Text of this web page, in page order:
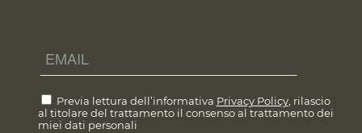
Previa lettura dell’informativa Privacy Policy, rilascio
al titolare del trattamento il consenso al trattamento dei
miei dati personali